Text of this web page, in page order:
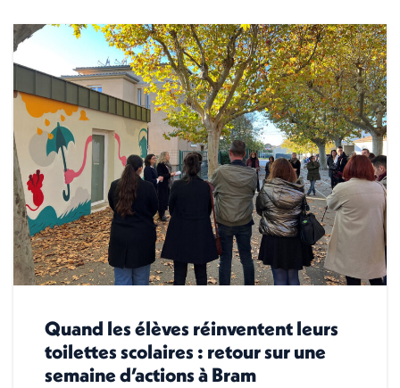
Quand les élèves réinventent leurs
toilettes scolaires : retour sur une
semaine d’actions à Bram